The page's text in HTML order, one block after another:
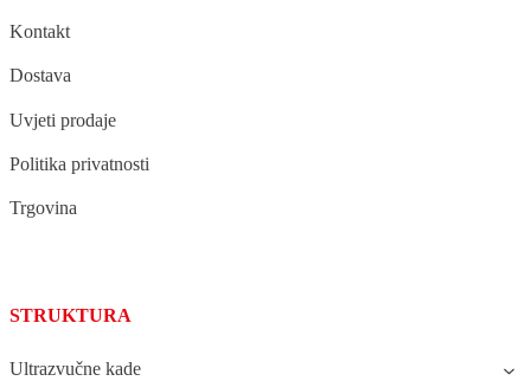
Kontakt
Dostava
Uvjeti prodaje
Politika privatnosti
Trgovina
STRUKTURA
Ultrazvučne kade